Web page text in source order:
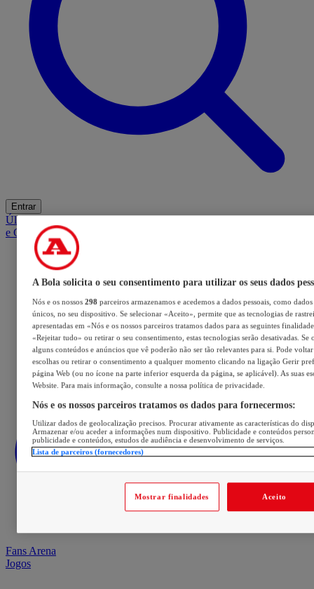
Entrar
ÚltimasMercadoOpiniãoiGaming HubA BOLA SUGEREBarba
e Cabelo
Fans Arena
Jogos
A Bola solicita o seu consentimento para utilizar os seus dados
Nós e os nossos 298 parceiros armazenamos e acedemos a dados pessoais, como
únicos, no seu dispositivo. Se selecionar «Aceito», permite que as tecnologias de
apresentadas em «Nós e os nossos parceiros tratamos dados para as seguintes
«Rejeitar tudo» ou retirar o seu consentimento, estas tecnologias serão desativadas. Se
alguns conteúdos e anúncios que vê poderão não ser tão relevantes para si. Pode voltar
escolhas ou retirar o consentimento a qualquer momento clicando na ligação Gerir
página Web (ou no ícone na parte inferior esquerda da página, se aplicável). As suas
Website. Para mais informação, consulte a nossa política de privacidade.
Nós e os nossos parceiros tratamos os dados para fornecermos:
Utilizar dados de geolocalização precisos. Procurar ativamente as características do
Armazenar e/ou aceder a informações num dispositivo. Publicidade e conteúdos
publicidade e conteúdos, estudos de audiência e desenvolvimento de serviços.
Lista de parceiros (fornecedores)
Mostrar finalidades Aceito